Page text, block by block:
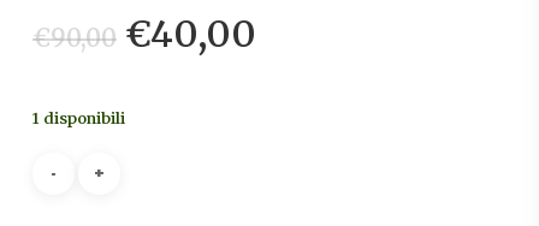
€90,00 Il
prezzo
originale
€40,00
1 disponibili